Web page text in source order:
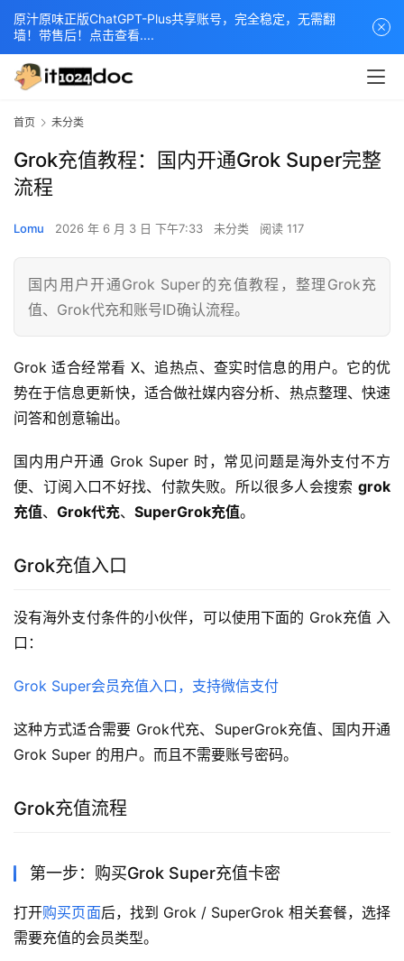
首页 未分类
Grok充值教程：国内开通Grok Super完整
流程
Lomu 2026 年 6 月 3 日 下午7:33 未分类 阅读 117
国内用户开通Grok Super的充值教程，整理Grok充
值、Grok代充和账号ID确认流程。
Grok 适合经常看 X、追热点、查实时信息的用户。它的优
势在于信息更新快，适合做社媒内容分析、热点整理、快速
问答和创意输出。
国内用户开通 Grok Super 时，常见问题是海外支付不方
便、订阅入口不好找、付款失败。所以很多人会搜索 grok
充值、 Grok代充、 SuperGrok充值。
Grok充值入口
没有海外支付条件的小伙伴，可以使用下面的 Grok充值 入
口：
Grok Super会员充值入口，支持微信支付
这种方式适合需要 Grok代充、SuperGrok充值、国内开通
Grok Super 的用户。而且不需要账号密码。
Grok充值流程
第一步：购买Grok Super充值卡密
打开购买页面后，找到 Grok / SuperGrok 相关套餐，选择
需要充值的会员类型。
原汁原味正版ChatGPT-Plus共享账号，完全稳定，无需翻
墙！带售后！点击查看....